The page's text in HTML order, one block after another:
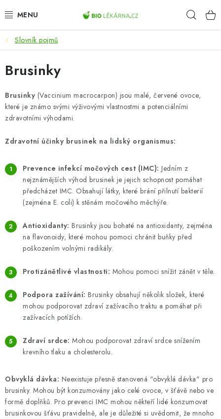
na
AKCE
DOPLŇKY STRAVY
PŘÍRODNÍ KOSMETIKA
SPORT
ZDRAVÉ POTRAVINY
PŘÍSTROJE
ZDRAVOTNÍ OKRUHY
ZNAČKY
Odborný garant MUDr. Monika Klaudysová
GDPR
Moje objednávka
Slovník pojmů
Brusinky
Brusinky (Vaccinium macrocarpon) jsou malé, červené ovoce,
které je známo svými výživovými vlastnostmi a potenciálními
zdravotními výhodami.
Zdravotní účinky brusinek na lidský organismus:
Prevence infekcí močových cest (IMC): Jedním z
nejznámějších výhod brusinek je jejich schopnost pomáhat
předcházet IMC. Obsahují látky, které brání přilnutí bakterií
(zejména E. coli) k stěnám močového měchýře.
Antioxidanty: Brusinky jsou bohaté na antioxidanty, zejména
na flavonoidy, které mohou pomoci chránit buňky před
poškozením volnými radikály.
Protizánětlivé vlastnosti: Mohou pomoci snížit zánět v těle.
Podpora zažívání: Brusinky obsahují několik složek, které
mohou podporovat zdraví zažívacího traktu a pomáhat při
zažívacích potížích.
Zdraví srdce: Mohou podporovat zdraví srdce snížením
krevního tlaku a cholesterolu.
Obvyklá dávka: Neexistuje přesně stanovená "obvyklá dávka" pro
brusinky. Mohou být konzumovány jako celé ovoce, v šťávě nebo ve
formě doplňků. Pro prevenci IMC mohou někteří lidé konzumovat
brusinkovou šťávu pravidelně, ale je důležité si uvědomit, že mnoho